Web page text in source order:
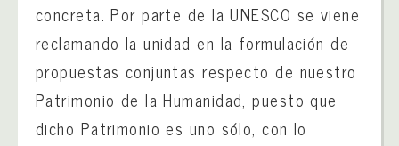
concreta. Por parte de la UNESCO se viene
reclamando la unidad en la formulación de
propuestas conjuntas respecto de nuestro
Patrimonio de la Humanidad, puesto que
dicho Patrimonio es uno sólo, con lo